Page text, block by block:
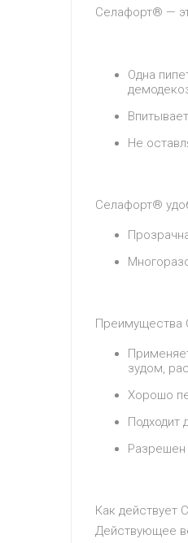
Селафорт® —
Одна
Не
Селафорт®
Преимущества
зудом,
Хорошо
Подходит
Разрешен
Как действует
Действующее